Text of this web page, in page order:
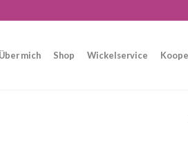
Über mich Shop Wickelservice